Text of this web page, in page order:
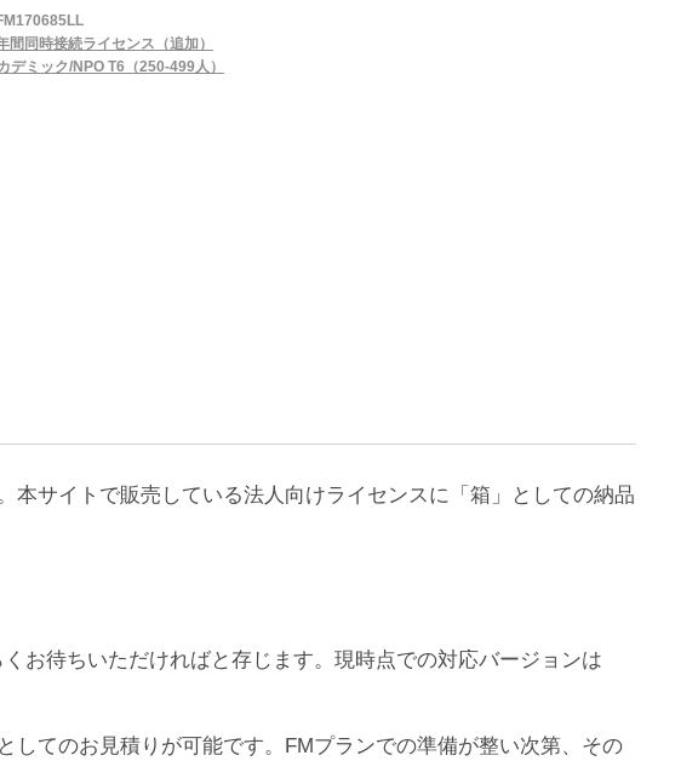
間同時接続ライセンス（追加）
デミック/NPO T6（250-499人）
サイトで販売している法人向けライセンスに「箱」としての納品
お待ちいただければと存じます。現時点での対応バージョンは
してのお見積りが可能です。FMプランでの準備が整い次第、その